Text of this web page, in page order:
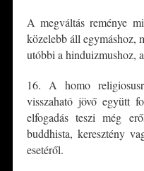
A megváltás reménye
közelebb áll egymáshoz,
utóbbi a hinduizmushoz,
16. A homo
visszaható jövő együtt
elfogadás teszi még
buddhista, keresztény
esetéről.